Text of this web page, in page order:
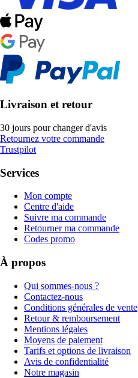
Livraison et retour
30 jours pour changer d'avis
Retournez votre commande
Trustpilot
Services
Mon compte
Centre d'aide
Suivre ma commande
Retourner ma commande
Codes promo
À propos
Qui sommes-nous ?
Contactez-nous
Conditions générales de vente
Retour & remboursement
Mentions légales
Moyens de paiement
Tarifs et options de livraison
Avis de confidentialité
Notre magasin